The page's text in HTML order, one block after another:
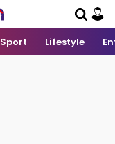
Sport Lifestyle